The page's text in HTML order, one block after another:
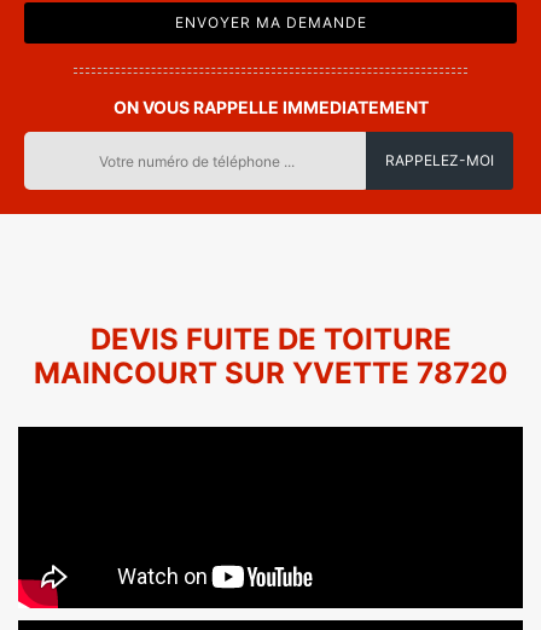
ON VOUS RAPPELLE IMMEDIATEMENT
DEVIS FUITE DE TOITURE
MAINCOURT SUR YVETTE 78720